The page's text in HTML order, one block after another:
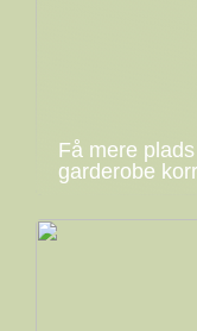
Få mere
garderobe